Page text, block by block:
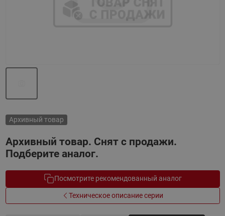
Архивный товар
Архивный товар. Снят с продажи.
Подберите аналог.
Посмотрите рекомендованный аналог
Техническое описание серии